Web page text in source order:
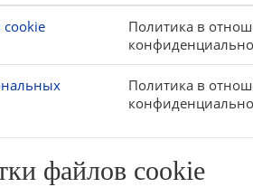
Политика в
Политика в
файлов cookie